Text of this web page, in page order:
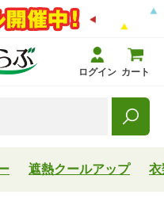
ログイン カート
遮熱クールアップ 衣